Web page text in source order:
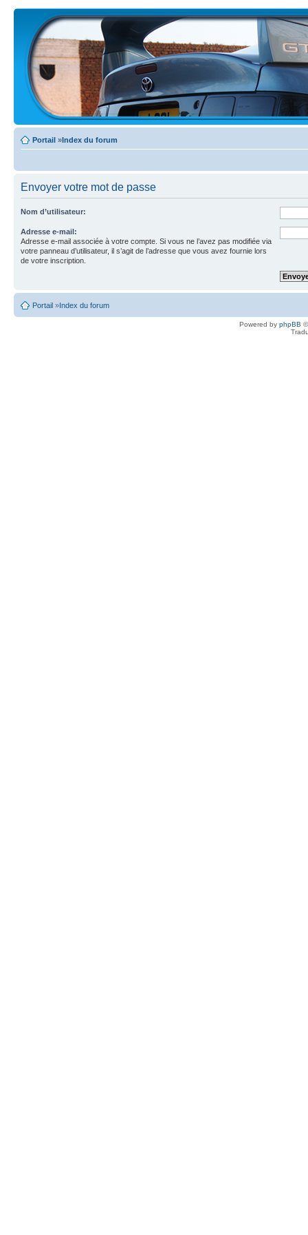
Portail »Index du forum
Envoyer votre mot de passe
Nom d’utilisateur:
Adresse e-mail:
Adresse e-mail associée à votre compte. Si vous ne l’avez pas modifiée via
votre panneau d’utilisateur, il s’agit de l’adresse que vous avez fournie lors
de votre inscription.
Portail »Index du forum
Powered by phpBB